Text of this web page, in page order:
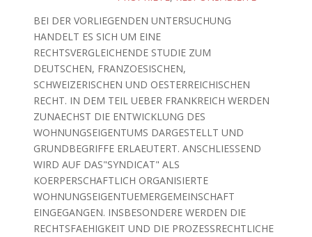
BEI DER VORLIEGENDEN UNTERSUCHUNG
HANDELT ES SICH UM EINE
RECHTSVERGLEICHENDE STUDIE ZUM
DEUTSCHEN, FRANZOESISCHEN,
SCHWEIZERISCHEN UND OESTERREICHISCHEN
RECHT. IN DEM TEIL UEBER FRANKREICH WERDEN
ZUNAECHST DIE ENTWICKLUNG DES
WOHNUNGSEIGENTUMS DARGESTELLT UND
GRUNDBEGRIFFE ERLAEUTERT. ANSCHLIESSEND
WIRD AUF DAS"SYNDICAT" ALS
KOERPERSCHAFTLICH ORGANISIERTE
WOHNUNGSEIGENTUEMERGEMEINSCHAFT
EINGEGANGEN. INSBESONDERE WERDEN DIE
RECHTSFAEHIGKEIT UND DIE PROZESSRECHTLICHE